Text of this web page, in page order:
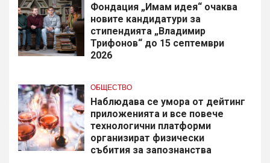
Фондация „Имам идея“ очаква
новите кандидатури за
стипендията „Владимир
Трифонов“ до 15 септември
2026
ОБЩЕСТВО
Наблюдава се умора от дейтинг
приложенията и все повече
технологични платформи
организират физически
събития за запознанства